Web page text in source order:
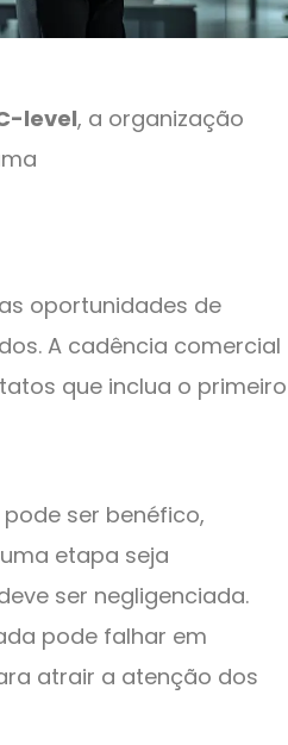
level, a organização
oportunidades de
A cadência comercial
que inclua o primeiro
ser benéfico,
etapa seja
ser negligenciada.
pode falhar em
atrair a atenção dos